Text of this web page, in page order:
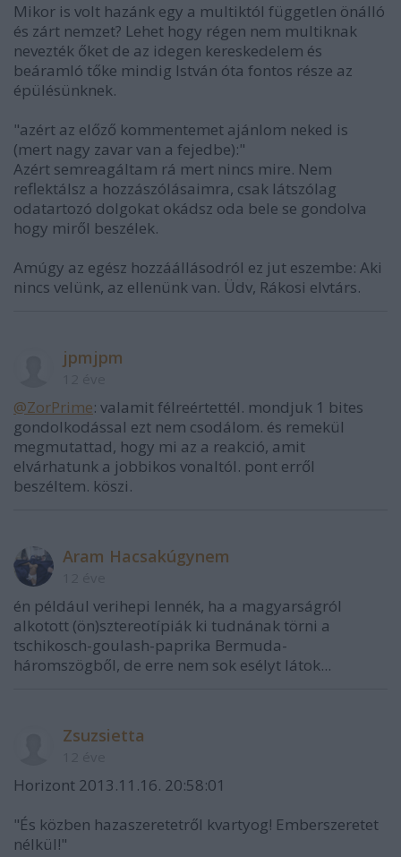
Mikor is volt hazánk egy a multiktól független önálló
és zárt nemzet? Lehet hogy régen nem multiknak
nevezték őket de az idegen kereskedelem és
beáramló tőke mindig István óta fontos része az
épülésünknek.
"azért az előző kommentemet ajánlom neked is
(mert nagy zavar van a fejedbe):"
Azért semreagáltam rá mert nincs mire. Nem
reflektálsz a hozzászólásaimra, csak látszólag
odatartozó dolgokat okádsz oda bele se gondolva
hogy miről beszélek.
Amúgy az egész hozzáállásodról ez jut eszembe: Aki
nincs velünk, az ellenünk van. Üdv, Rákosi elvtárs.
jpmjpm
@ZorPrime: valamit félreértettél. mondjuk 1 bites
gondolkodással ezt nem csodálom. és remekül
megmutattad, hogy mi az a reakció, amit
elvárhatunk a jobbikos vonaltól. pont erről
beszéltem. köszi.
Aram Hacsakúgynem
én például verihepi lennék, ha a magyarságról
alkotott (ön)sztereotípiák ki tudnának törni a
tschikosch-goulash-paprika Bermuda-
háromszögből, de erre nem sok esélyt látok...
Zsuzsietta
Horizont 2013.11.16. 20:58:01
"És közben hazaszeretetről kvartyog! Emberszeretet
nélkül!"